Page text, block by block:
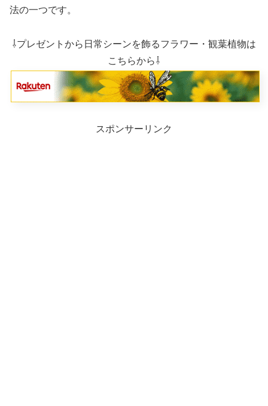
法の一つです。
⇩プレゼントから日常シーンを飾るフラワー・観葉植物は
こちらから⇩
スポンサーリンク